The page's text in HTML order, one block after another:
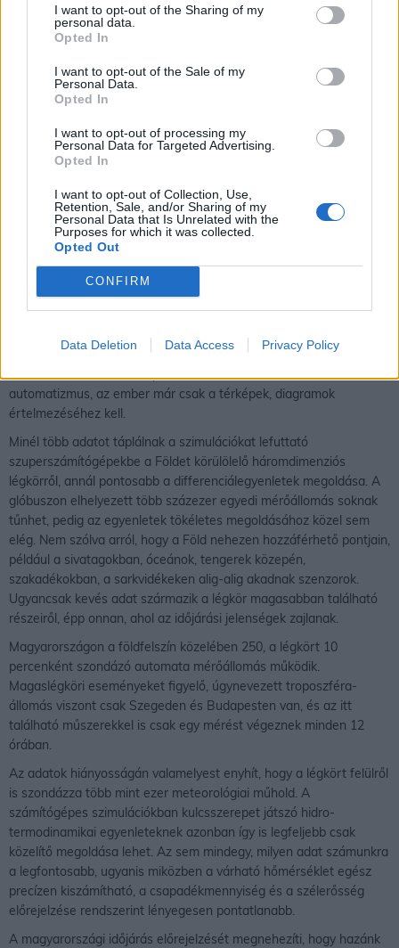
I want to opt-out of the Sharing of my
personal data.
Opted In
I want to opt-out of the Sale of my
Personal Data.
Opted In
I want to opt-out of processing my
Personal Data for Targeted Advertising.
Opted In
I want to opt-out of Collection, Use,
Retention, Sale, and/or Sharing of my
Personal Data that Is Unrelated with the
Purposes for which it was collected.
Opted Out
CONFIRM
Data Deletion Data Access Privacy Policy
Az előrejelzések elkészítésében sűrű mérőhálózatok segítik a
meteorológusok munkáját – ahhoz, hogy pontos előrejelzések
készülhessenek a légkör több pontjáról be kell szerezni a
méréseket. Így ma már nem csak földfelszínen kialakított
állomások vannak, a légkör bizonyos magassági szintjein is
végeznek méréseket úgynevezett meteorológiai ballonok (főleg
nagyobb városokban bocsátanak fel naponta ilyeneket)
segítségével. Ha megvannak az adatok, képbe kerülhetnek a
számítógépes modellek, amelyek segítségével bizonyos képletek
automatizmus, az ember már csak a térképek, diagramok
értelmezéséhez kell.
Minél több adatot táplálnak a szimulációkat lefuttató
szuperszámítógépekbe a Földet körülölelő háromdimenziós
légkörről, annál pontosabb a differenciálegyenletek megoldása. A
glóbuszon elhelyezett több százezer egyedi mérőállomás soknak
tűnhet, pedig az egyenletek tökéletes megoldásához közel sem
elég. Nem szólva arról, hogy a Föld nehezen hozzáférhető pontjain,
például a sivatagokban, óceánok, tengerek közepén,
szakadékokban, a sarkvidékeken alig-alig akadnak szenzorok.
Ugyancsak kevés adat származik a légkör magasabban található
részeiről, épp onnan, ahol az időjárási jelenségek zajlanak.
Magyarországon a földfelszín közelében 250, a légkört 10
percenként szondázó automata mérőállomás működik.
Magaslégköri eseményeket figyelő, úgynevezett troposzféra-
állomás viszont csak Szegeden és Budapesten van, és az itt
található műszerekkel is csak egy mérést végeznek minden 12
órában.
Az adatok hiányosságán valamelyest enyhít, hogy a légkört felülről
is szondázza több mint ezer meteorológiai műhold. A
számítógépes szimulációkban kulcsszerepet játszó hidro-
termodinamikai egyenleteknek azonban így is legfeljebb csak
közelítő megoldása lehet. Az sem mindegy, milyen adat számunkra
a legfontosabb, ugyanis miközben a várható hőmérséklet egész
precízen kiszámítható, a csapadékmennyiség és a szélerősség
előrejelzése rendszerint lényegesen pontatlanabb.
A magyarországi időjárás előrejelzését megnehezíti, hogy hazánk